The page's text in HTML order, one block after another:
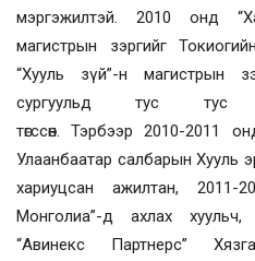
мэргэжилтэй. 2010 онд
магистрын зэргийг
“Хууль зүй”-н магистрын
сургуульд тус тус
төгссөн.Тэрбээр2010-2011
Улаанбаатар салбарын Хууль
хариуцсан ажилтан, 2011-
Монголиа”-д ахлах хуульч,
“Авинекс Партнерс”